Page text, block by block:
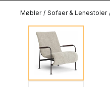
Møbler / Sofaer & Lenestoler